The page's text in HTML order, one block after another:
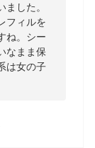
した。
フィルを
ね。シー
なまま保
は女の子